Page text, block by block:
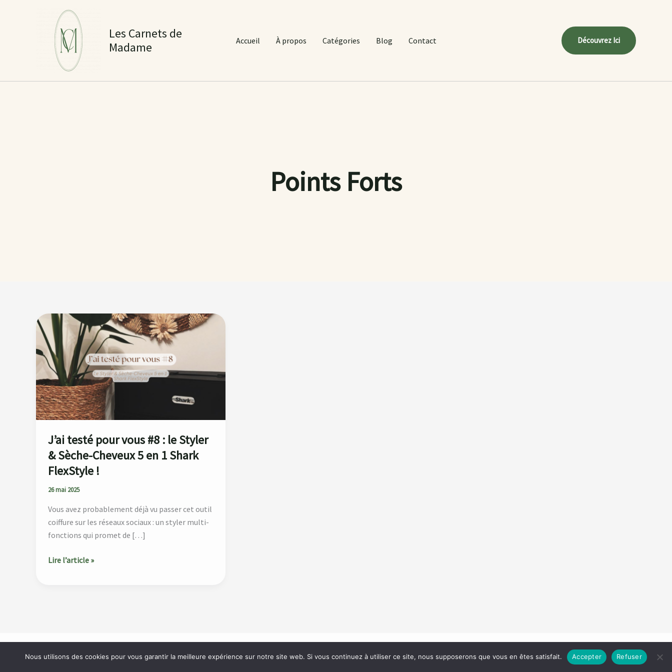
Les Carnets de
Madame
Accueil À propos Catégories Blog Contact Découvrez Ici
Points Forts
J’ai testé pour vous #8 : le Styler
& Sèche-Cheveux 5 en 1 Shark
FlexStyle !
26 mai 2025
Vous avez probablement déjà vu passer cet outil
coiffure sur les réseaux sociaux : un styler multi-
fonctions qui promet de […]
J’ai
testé
pour
vous
#8
:
le
Styler
Sèche-
Cheveux
5
en
1
FlexStyle !
Lire l’article »
Accueil À propos Blog Contact Droit d'auteur © 2026 Les Carnets de Madame
Nous utilisons des cookies pour vous garantir la meilleure expérience sur notre site web. Si vous continuez à utiliser ce site, nous supposerons que vous en êtes satisfait. Accepter Refuser